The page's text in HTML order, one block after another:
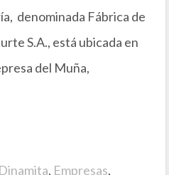
denominada Fábrica de
S.A., está ubicada en
del Muña,
Dinamita, Empresas,